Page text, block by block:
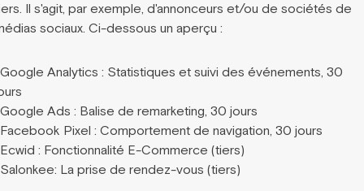
Il s'agit, par exemple, d'annonceurs et/ou de sociétés de
sociaux. Ci-dessous un aperçu :
Analytics : Statistiques et suivi des événements, 30
Ads : Balise de remarketing, 30 jours
Pixel : Comportement de navigation, 30 jours
: Fonctionnalité E-Commerce (tiers)
La prise de rendez-vous (tiers)